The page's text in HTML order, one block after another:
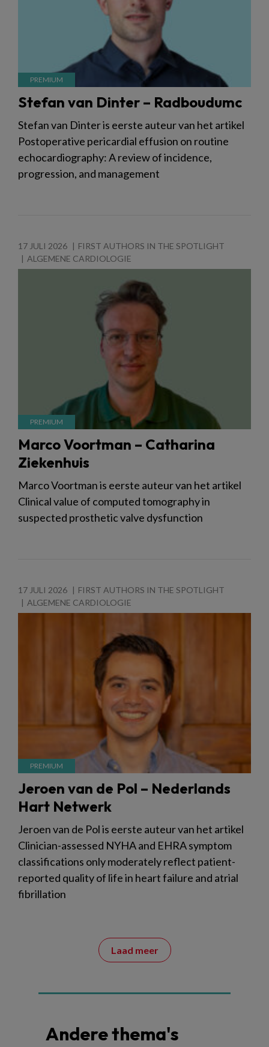
Stefan van Dinter – Radboudumc
Stefan van Dinter is eerste auteur van het artikel
Postoperative pericardial effusion on routine
echocardiography: A review of incidence,
progression, and management
17 JULI 2026
FIRST AUTHORS IN THE SPOTLIGHT
ALGEMENE CARDIOLOGIE
Marco Voortman – Catharina
Ziekenhuis
Marco Voortman is eerste auteur van het artikel
Clinical value of computed tomography in
suspected prosthetic valve dysfunction
17 JULI 2026
FIRST AUTHORS IN THE SPOTLIGHT
ALGEMENE CARDIOLOGIE
Jeroen van de Pol – Nederlands
Hart Netwerk
Jeroen van de Pol is eerste auteur van het artikel
Clinician-assessed NYHA and EHRA symptom
classifications only moderately reflect patient-
reported quality of life in heart failure and atrial
fibrillation
Laad meer
Andere thema's